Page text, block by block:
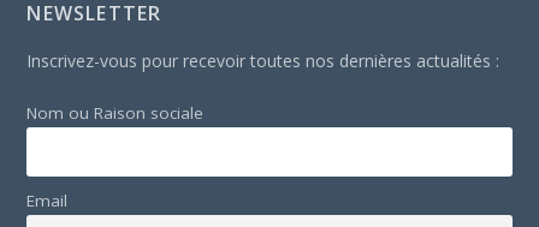
NEWSLETTER
Inscrivez-vous pour recevoir toutes nos dernières actualités :
Nom ou Raison sociale
Email